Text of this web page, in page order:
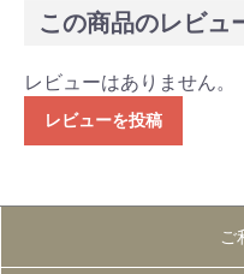
この商品のレビュ
レビューはありません。
レビューを投稿
ご